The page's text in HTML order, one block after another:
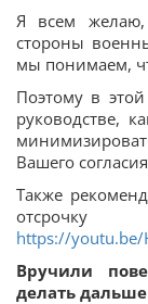
Я всем
стороны
мы понимаем,
Поэтому в
руководстве,
Вашего
Также
https://youtu.be/
Вручили
делать дальше